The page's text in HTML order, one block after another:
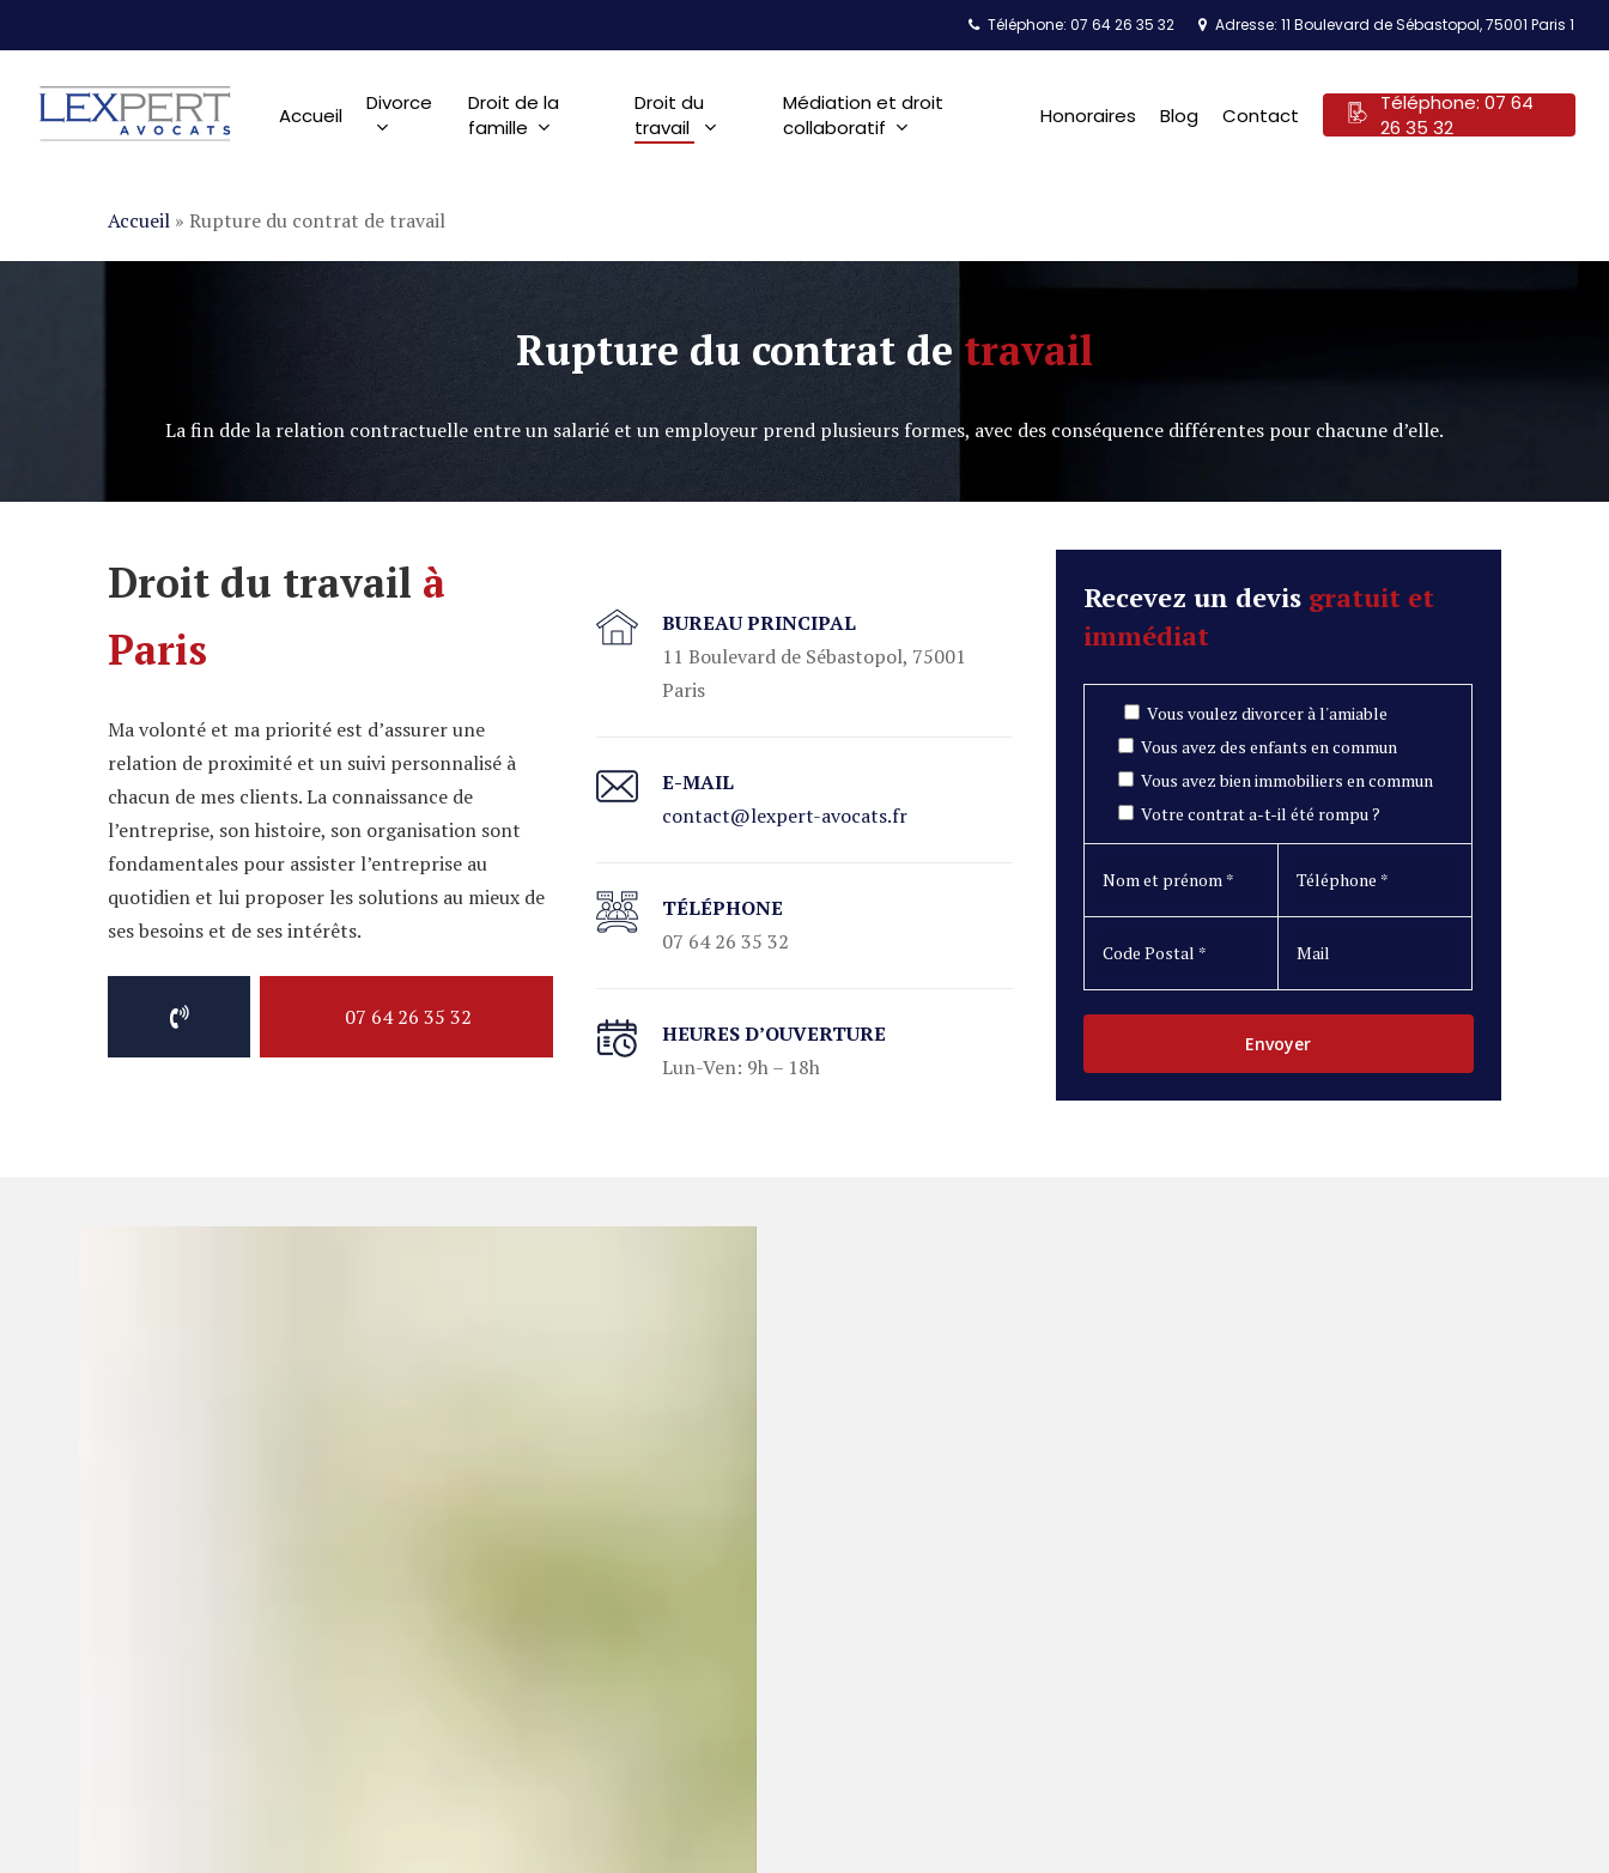
to
main
content
Téléphone: 07 64 26 35 32 Adresse: 11 Boulevard de Sébastopol, 75001 Paris 1
Accueil Divorce
Droit de la
famille
Droit du
travail
Médiation et droit
collaboratif
Honoraires Blog Contact
Téléphone: 07 64
26 35 32
Accueil » Rupture du contrat de travail
Rupture du contrat de travail
La fin dde la relation contractuelle entre un salarié et un employeur prend plusieurs formes, avec des conséquence différentes pour chacune d’elle.
Droit du travail à
Paris
Ma volonté et ma priorité est d’assurer une
relation de proximité et un suivi personnalisé à
chacun de mes clients. La connaissance de
l’entreprise, son histoire, son organisation sont
fondamentales pour assister l’entreprise au
quotidien et lui proposer les solutions au mieux de
ses besoins et de ses intérêts.
07 64 26 35 32
BUREAU PRINCIPAL
11 Boulevard de Sébastopol, 75001
Paris
E-MAIL
contact@lexpert-avocats.fr
TÉLÉPHONE
07 64 26 35 32
HEURES D’OUVERTURE
Lun-Ven: 9h – 18h
Recevez un devis gratuit et
immédiat
Vous voulez divorcer à l'amiable
Vous avez des enfants en commun
Vous avez bien immobiliers en commun
Votre contrat a-t-il été rompu ?